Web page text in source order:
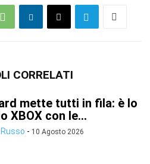
CORRELATI
mette tutti in fila: è lo
XBOX con le...
- 10 Agosto 2026